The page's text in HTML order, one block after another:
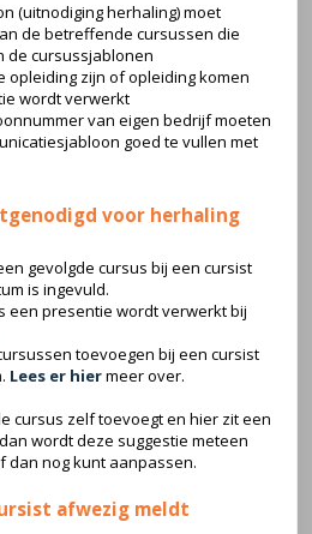
(uitnodiging herhaling) moet
de betreffende cursussen die
de cursussjablonen
opleiding zijn of opleiding komen
wordt verwerkt
van eigen bedrijf moeten
goed te vullen met
voor herhaling
gevolgde cursus bij een cursist
is ingevuld.
een presentie wordt verwerkt bij
toevoegen bij een cursist
Lees er hiermeer over.
cursus zelf toevoegt en hier zit een
wordt deze suggestie meteen
dan nog kunt aanpassen.
afwezig meldt